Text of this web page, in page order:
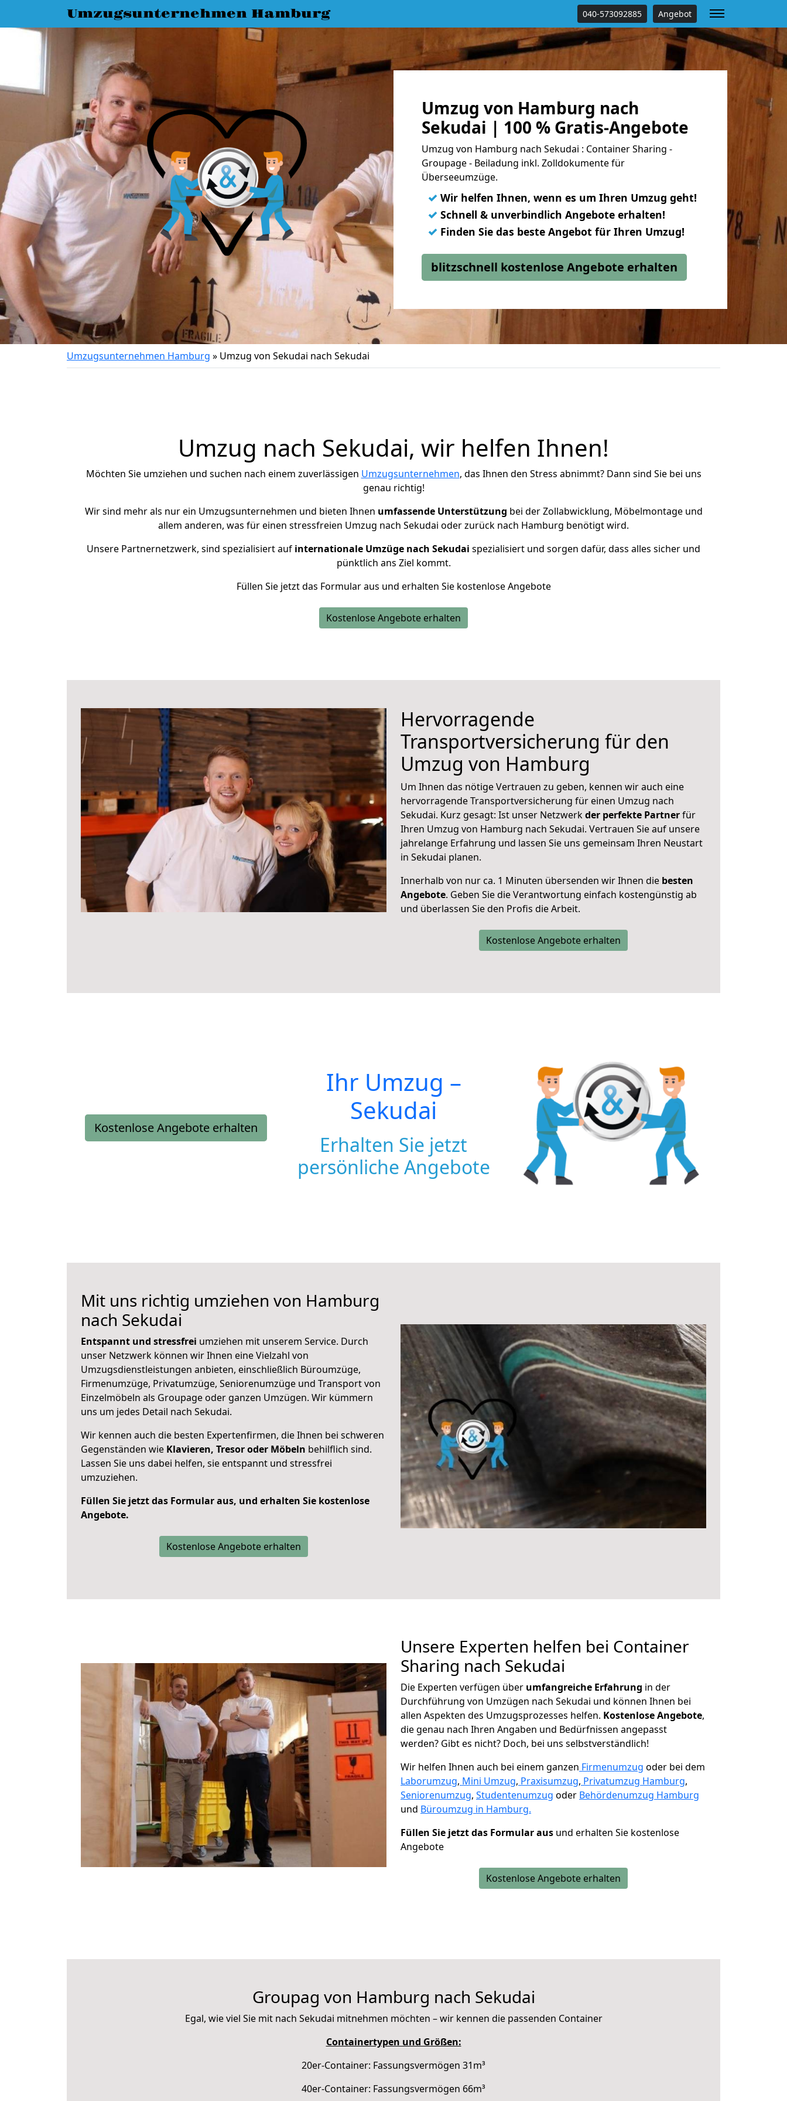
Umzugsunternehmen Hamburg 040-573092885 Angebot
Umzug von Hamburg nach
Sekudai | 100 % Gratis-Angebote
Umzug von Hamburg nach Sekudai : Container Sharing -
Groupage - Beiladung inkl. Zolldokumente für
Überseeumzüge.
✓ Wir helfen Ihnen, wenn es um Ihren Umzug geht!
✓ Schnell & unverbindlich Angebote erhalten!
✓ Finden Sie das beste Angebot für Ihren Umzug!
blitzschnell kostenlose Angebote erhalten
Umzugsunternehmen Hamburg » Umzug von Sekudai nach Sekudai
Umzug nach Sekudai, wir helfen Ihnen!
Möchten Sie umziehen und suchen nach einem zuverlässigen Umzugsunternehmen, das Ihnen den Stress abnimmt? Dann sind Sie bei uns
genau richtig!
Wir sind mehr als nur ein Umzugsunternehmen und bieten Ihnen umfassende Unterstützung bei der Zollabwicklung, Möbelmontage und
allem anderen, was für einen stressfreien Umzug nach Sekudai oder zurück nach Hamburg benötigt wird.
Unsere Partnernetzwerk, sind spezialisiert auf internationale Umzüge nach Sekudai spezialisiert und sorgen dafür, dass alles sicher und
pünktlich ans Ziel kommt.
Füllen Sie jetzt das Formular aus und erhalten Sie kostenlose Angebote
Kostenlose Angebote erhalten
Hervorragende
Transportversicherung für den
Umzug von Hamburg
Um Ihnen das nötige Vertrauen zu geben, kennen wir auch eine
hervorragende Transportversicherung für einen Umzug nach
Sekudai. Kurz gesagt: Ist unser Netzwerkder perfekte Partnerfür
Ihren Umzug von Hamburg nach Sekudai. Vertrauen Sie auf unsere
jahrelange Erfahrung und lassen Sie uns gemeinsam Ihren Neustart
in Sekudai planen.
Innerhalb von nur ca. 1 Minuten übersenden wir Ihnen die besten
Angebote. Geben Sie die Verantwortung einfach kostengünstig ab
und überlassen Sie den Profis die Arbeit.
Kostenlose Angebote erhalten
Kostenlose Angebote erhalten
Ihr Umzug –
Sekudai
Erhalten Sie jetzt
persönliche Angebote
Mit uns richtig umziehen von Hamburg
nach Sekudai
Entspannt und stressfrei umziehen mit unserem Service. Durch
unser Netzwerk können wir Ihnen eine Vielzahl von
Umzugsdienstleistungen anbieten, einschließlich Büroumzüge,
Firmenumzüge, Privatumzüge, Seniorenumzüge und Transport von
Einzelmöbeln als Groupage oder ganzen Umzügen. Wir kümmern
uns um jedes Detail nach Sekudai.
Wir kennen auch die besten Expertenfirmen, die Ihnen bei schweren
Gegenständen wie Klavieren, Tresor oder Möbeln behilflich sind.
Lassen Sie uns dabei helfen, sie entspannt und stressfrei
umzuziehen.
Füllen Sie jetzt das Formular aus, und erhalten Sie kostenlose
Angebote.
Kostenlose Angebote erhalten
Unsere Experten helfen bei Container
Sharing nach Sekudai
Die Experten verfügen über umfangreiche Erfahrung in der
Durchführung von Umzügen nach Sekudai und können Ihnen bei
allen Aspekten des Umzugsprozesses helfen. Kostenlose Angebote,
die genau nach Ihren Angaben und Bedürfnissen angepasst
werden? Gibt es nicht? Doch, bei uns selbstverständlich!
Wir helfen Ihnen auch bei einem ganzen Firmenumzug oder bei dem
Laborumzug, Mini Umzug, Praxisumzug, Privatumzug Hamburg,
Seniorenumzug, Studentenumzug oder Behördenumzug Hamburg
und Büroumzug in Hamburg.
Füllen Sie jetzt das Formular aus und erhalten Sie kostenlose
Angebote
Kostenlose Angebote erhalten
Groupag von Hamburg nach Sekudai
Egal, wie viel Sie mit nach Sekudai mitnehmen möchten – wir kennen die passenden Container
Containertypen und Größen:
20er-Container: Fassungsvermögen 31m³
40er-Container: Fassungsvermögen 66m³